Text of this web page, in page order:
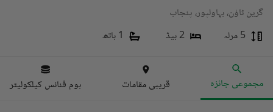
گرین ٹاؤن، بہاولپور، پنجاب
5 مرلہ
2 بیڈ 1 باتھ
مجموعی جائزہ قریبی مقامات ہوم فنانس کیلکولیٹر